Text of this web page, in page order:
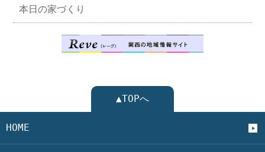
本日の家づくり
▲TOPへ
HOME